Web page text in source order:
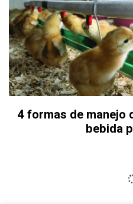
4 formas de manejo
bebida